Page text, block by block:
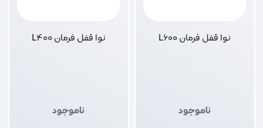
نوا قفل فرمان L600
ناموجود
نوا قفل فرمان L400
ناموجود